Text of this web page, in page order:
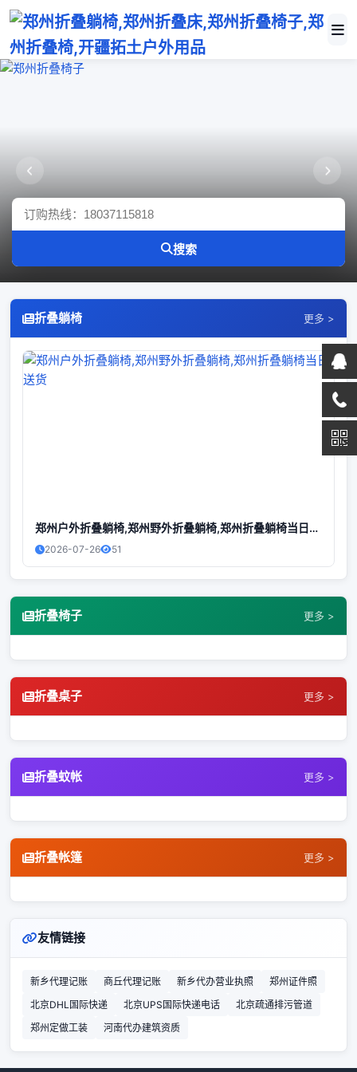
郑州折叠椅子
郑州折叠躺椅
搜索
折叠躺椅 更多 >
郑州户外折叠躺椅,郑州野外折叠躺椅,郑州折叠躺椅当日送货
2026-07-26 51
折叠椅子 更多 >
折叠桌子 更多 >
折叠蚊帐 更多 >
折叠帐篷 更多 >
友情链接
新乡代理记账 商丘代理记账 新乡代办营业执照
郑州证件照
北京DHL国际快递
北京UPS国际快递电话
北京疏通排污管道
郑州定做工装
河南代办建筑资质